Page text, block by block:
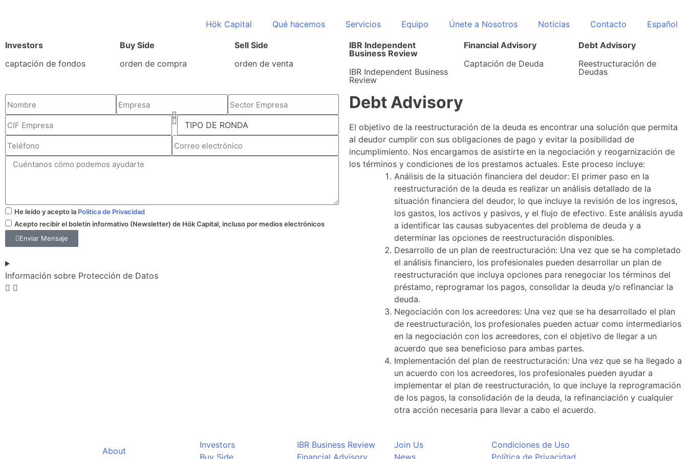
Hök Capital Qué hacemos Servicios Equipo Únete a Nosotros Noticias Contacto Español
Investors
captación de fondos
Buy Side
orden de compra
Sell Side
orden de venta
IBR Independent
Business Review
IBR Independent Business
Review
Financial Advisory
Captación de Deuda
Debt Advisory
Reestructuración de
Deudas
He leído y acepto la Politica de Privacidad
Acepto recibir el boletín informativo (Newsletter) de Hök Capital, incluso por medios electrónicos
Enviar Mensaje
Información sobre Protección de Datos
Debt Advisory
El objetivo de la reestructuración de la deuda es encontrar una solución que permita
al deudor cumplir con sus obligaciones de pago y evitar la posibilidad de
incumplimiento. Nos encargamos de asistirte en la negociación y reogarnización de
los términos y condiciones de los prestamos actuales. Este proceso incluye:
Análisis de la situación financiera del deudor: El primer paso en la
reestructuración de la deuda es realizar un análisis detallado de la
situación financiera del deudor, lo que incluye la revisión de los ingresos,
los gastos, los activos y pasivos, y el flujo de efectivo. Este análisis ayuda
a identificar las causas subyacentes del problema de deuda y a
determinar las opciones de reestructuración disponibles.
Desarrollo de un plan de reestructuración: Una vez que se ha completado
el análisis financiero, los profesionales pueden desarrollar un plan de
reestructuración que incluya opciones para renegociar los términos del
préstamo, reprogramar los pagos, consolidar la deuda y/o refinanciar la
deuda.
Negociación con los acreedores: Una vez que se ha desarrollado el plan
de reestructuración, los profesionales pueden actuar como intermediarios
en la negociación con los acreedores, con el objetivo de llegar a un
acuerdo que sea beneficioso para ambas partes.
Implementación del plan de reestructuración: Una vez que se ha llegado a
un acuerdo con los acreedores, los profesionales pueden ayudar a
implementar el plan de reestructuración, lo que incluye la reprogramación
de los pagos, la consolidación de la deuda, la refinanciación y cualquier
otra acción necesaria para llevar a cabo el acuerdo.
About
Investors
Buy Side
IBR Business Review
Financial Advisory
Join Us
News
Condiciones de Uso
Política de Privacidad